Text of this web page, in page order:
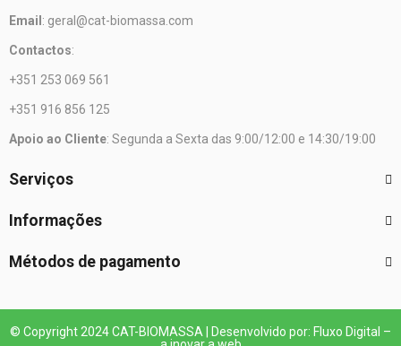
Email : geral@cat-biomassa.com
Contactos:
+351 253 069 561
+351 916 856 125
Apoio ao Cliente: Segunda a Sexta das 9:00/12:00 e 14:30/19:00
Serviços
Informações
Métodos de pagamento
© Copyright 2024 CAT-BIOMASSA | Desenvolvido por: Fluxo Digital –